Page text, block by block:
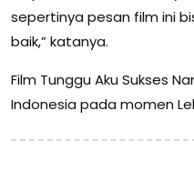
sepertinya pesan film ini
baik,” katanya.
Film Tunggu Aku Sukses
Indonesia pada momen